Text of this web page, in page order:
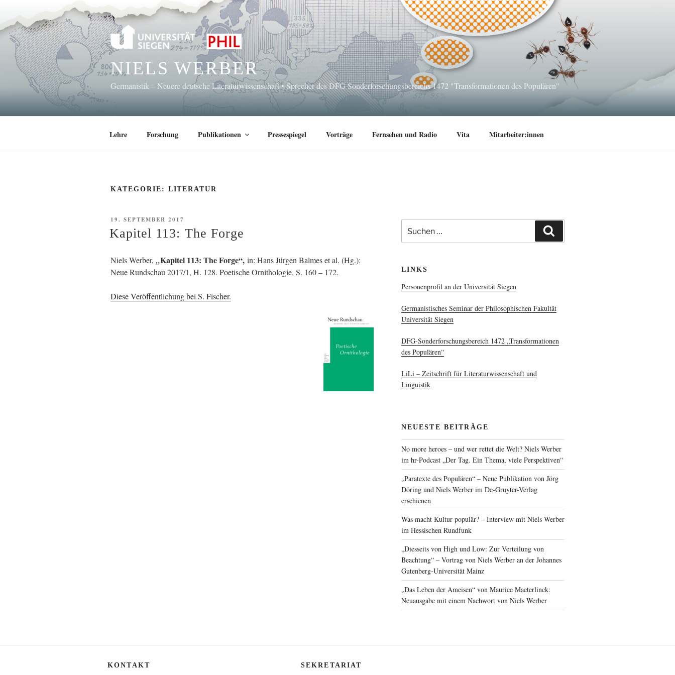
springen
NIELS WERBER
Germanistik – Neuere deutsche Literaturwissenschaft • Sprecher des DFG Sonderforschungsbereichs 1472 "Transformationen des Populären"
Lehre Forschung Publikationen Pressespiegel Vorträge Fernsehen und Radio Vita Mitarbeiter:innen
KATEGORIE: LITERATUR
VERÖFFENTLICHT
19. SEPTEMBER 2017
Kapitel 113: The Forge
Niels Werber, „Kapitel 113: The Forge“, in: Hans Jürgen Balmes et al. (Hg.):
Neue Rundschau 2017/1, H. 128. Poetische Ornithologie, S. 160 – 172.
Diese Veröffentlichung bei S. Fischer.
Suchen
nach:
LINKS
Personenprofil an der Universität Siegen
Germanistisches Seminar der Philosophischen Fakultät
Universität Siegen
DFG-Sonderforschungsbereich 1472 „Transformationen
des Populären“
LiLi – Zeitschrift für Literaturwissenschaft und
Linguistik
NEUESTE BEITRÄGE
No more heroes – und wer rettet die Welt? Niels Werber
im hr-Podcast „Der Tag. Ein Thema, viele Perspektiven“
„Paratexte des Populären“ – Neue Publikation von Jörg
Döring und Niels Werber im De-Gruyter-Verlag
erschienen
Was macht Kultur populär? – Interview mit Niels Werber
im Hessischen Rundfunk
„Diesseits von High und Low: Zur Verteilung von
Beachtung“ – Vortrag von Niels Werber an der Johannes
Gutenberg-Universität Mainz
„Das Leben der Ameisen“ von Maurice Maeterlinck:
Neuausgabe mit einem Nachwort von Niels Werber
KONTAKT SEKRETARIAT